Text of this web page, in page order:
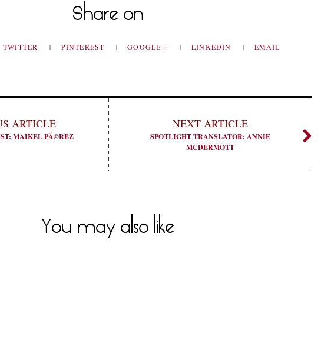
Share on
TWITTER PINTEREST GOOGLE + LINKEDIN EMAIL
ARTICLE
MAIKEL PÃ©REZ
NEXT ARTICLE
SPOTLIGHT TRANSLATOR: ANNIE
MCDERMOTT
You may also like